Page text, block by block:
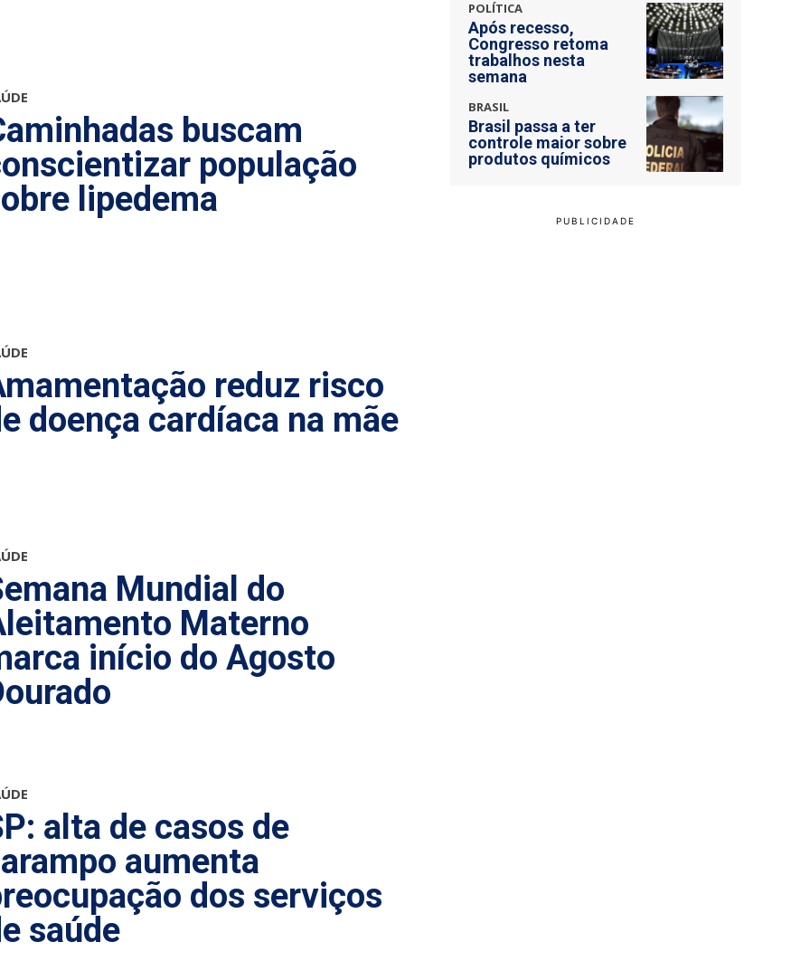
buscam
população
lipedema
reduz risco
doença cardíaca na mãe
Mundial do
Materno
início do Agosto
alta de casos de
aumenta
dos serviços
saúde
POLÍTICA
Após recesso,
Congresso retoma
trabalhos nesta
semana
BRASIL
Brasil passa a ter
controle maior sobre
produtos químicos